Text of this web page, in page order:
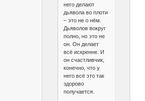
него делают
дьявола во плоти
– это не о нём.
Дьяволов вокруг
полно, но это не
он. Он делает
всё искренне. И
он счастливчик,
конечно, что у
него всё это так
здорово
получается.